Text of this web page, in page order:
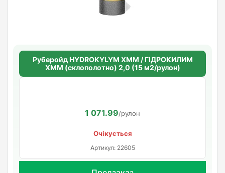
Руберойд HYDROKYLYM ХММ / ГІДРОКИЛИМ
ХММ (склополотно) 2,0 (15 м2/рулон)
1 071.99/рулон
Очікується
Артикул: 22605